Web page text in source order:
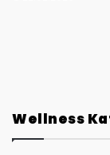
Wellness